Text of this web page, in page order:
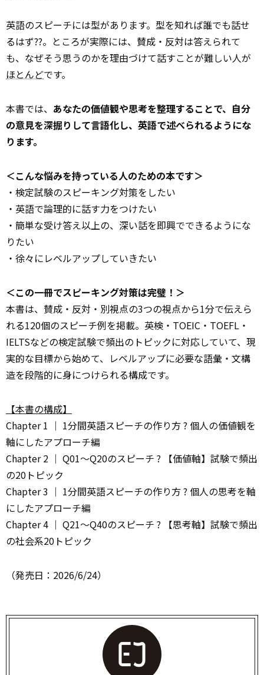
英語のスピーチには型があります。型を知れば誰でも話せ
るはず??。ところが実際には、賛成・反対は答えられて
も、なぜそう思うのかを理由づけて話すことが難しい人が
ほとんどです。
本書では、 あなたの価値観や思考を整理することで、自分
の意見を深掘りして言語化し、英語で述べられるようにな
ります。
＜こんな悩みを持っている人のための本です＞
・検定試験のスピーキング対策をしたい
・英語で論理的に話す力をつけたい
・簡単な受け答え以上の、深い話を即興でできるようにな
りたい
・徐々にレベルアップしていきたい
＜この一冊でスピーキング対策は完璧！＞
本書は、賛成・反対・別視点の3つの視点から1分で伝えら
れる120個のスピーチ例を掲載。英検・TOEIC・TOEFL・
IELTSなどの検定試験で頻出のトピックに対応していて、現
実的な目標から始めて、レベルアップに必要な語彙・文構
造を段階的に身につけられる構成です。
【本書の構成】
Chapter 1 ｜ 1分間英語スピーチの作り方 ? 個人の価値観を
軸にしたアプローチ編
Chapter 2 ｜ Q01～Q20のスピーチ ? 【価値軸】試験で頻出
の20トピック
Chapter 3 ｜ 1分間英語スピーチの作り方 ? 個人の思考を軸
にしたアプローチ編
Chapter 4 ｜ Q21～Q40のスピーチ ? 【思考軸】試験で頻出
の社会系20トピック
（発売日：2026/6/24）